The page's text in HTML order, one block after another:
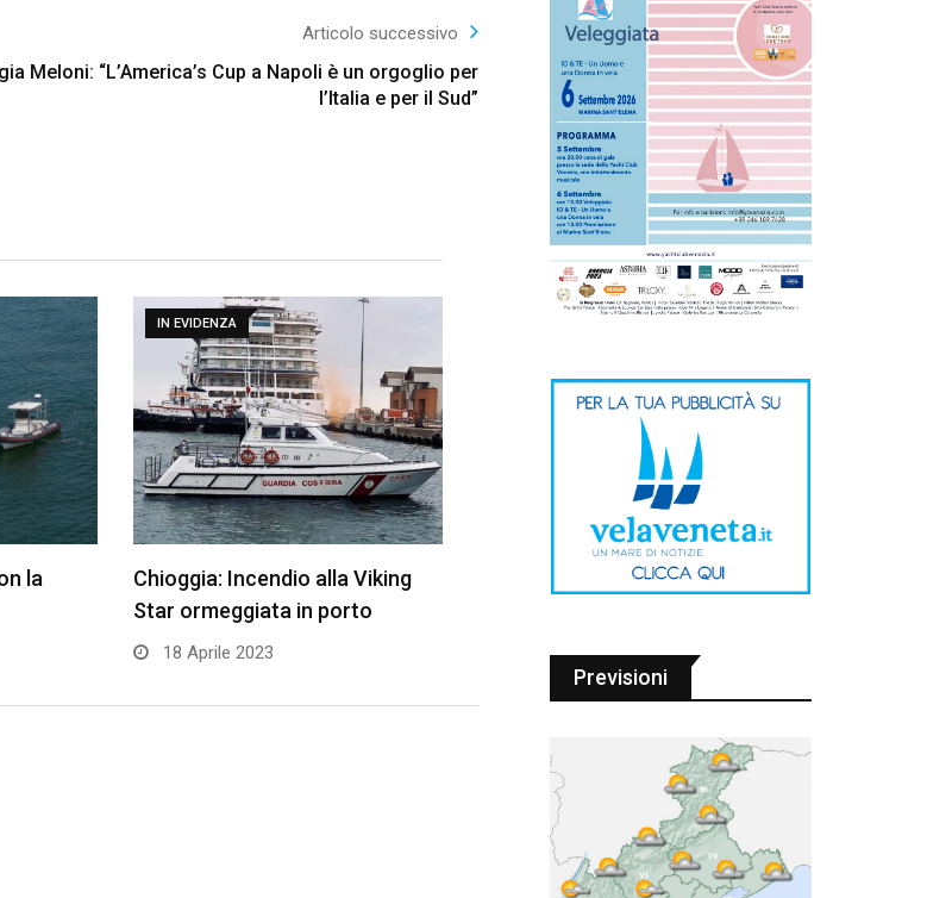
Articolo successivo
Meloni: “L’America’s Cup a Napoli è un orgoglio per
l’Italia e per il Sud”
la
IN EVIDENZA
Chioggia: Incendio alla Viking
Star ormeggiata in porto
18 Aprile 2023
Previsioni